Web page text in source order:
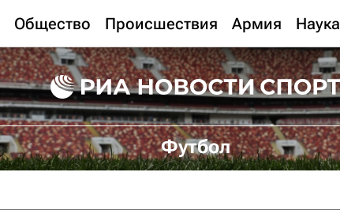
Общество Происшествия Армия Наука
Футбол